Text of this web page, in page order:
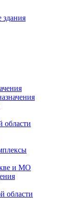
области
и МО
области